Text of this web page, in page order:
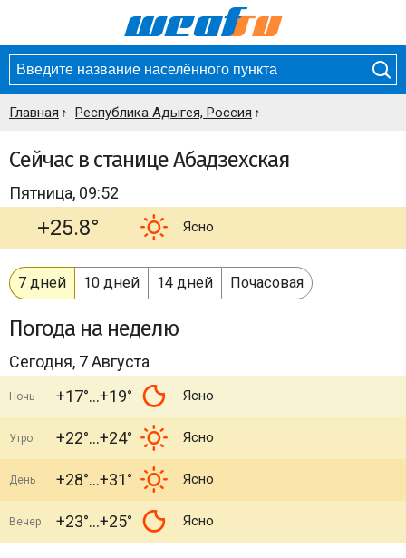
Главная Республика Адыгея, Россия
Сейчас в станице Абадзехская
Пятница, 09:52
+25.8° Ясно
7 дней 10 дней 14 дней Почасовая
Погода на неделю
Сегодня, 7 Августа
Ночь +17° +19° Ясно
Утро +22° +24° Ясно
День +28° +31° Ясно
Вечер +23° +25° Ясно